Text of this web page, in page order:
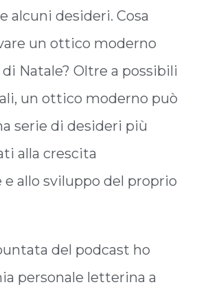
alcuni desideri. Cosa
un ottico moderno
Natale? Oltre a possibili
un ottico moderno può
serie di desideri più
alla crescita
e allo sviluppo del proprio
del podcast ho
personale letterina a